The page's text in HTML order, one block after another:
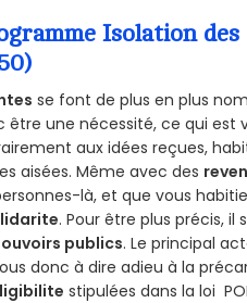
Isolation
se font de plus en plus
une nécessité, ce qui est
aux idées reçues,
aisées. Même avec des
là, et que vous
. Pour être plus précis, il
publics. Le principal
donc à dire adieu à la
stipulées dans la loi